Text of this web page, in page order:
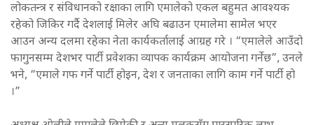
लोकतन्त्र र संविधानको रक्षाका लागि एमालेको एकल बहुमत आवश्यक
रहेको जिकिर गर्दै देशलाई मिलेर अघि बढाउन एमालेमा सामेल भएर
आउन अन्य दलमा रहेका नेता कार्यकर्तालाई आग्रह गरे । “एमालेले आउँदो
फागुनसम्म देशभर पार्टी प्रवेशका व्यापक कार्यक्रम आयोजना गर्नेछ”, उनले
भने, “एमाले गफ गर्ने पार्टी होइन, देश र जनताका लागि काम गर्ने पार्टी हो
।”